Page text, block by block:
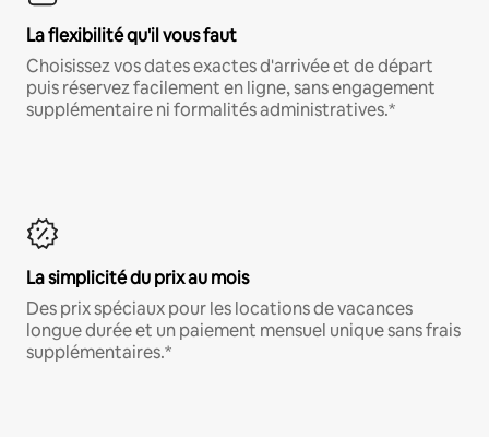
La flexibilité qu'il vous faut
Choisissez vos dates exactes d'arrivée et de départ
puis réservez facilement en ligne, sans engagement
supplémentaire ni formalités administratives.*
La simplicité du prix au mois
Des prix spéciaux pour les locations de vacances
longue durée et un paiement mensuel unique sans frais
supplémentaires.*